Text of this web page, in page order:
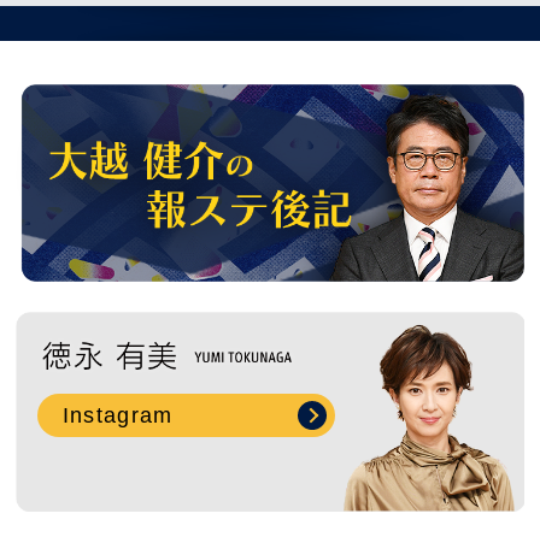
Instagram